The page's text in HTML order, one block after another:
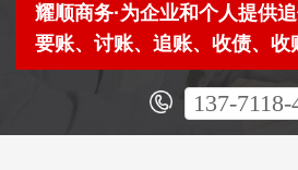
耀顺商务·为企业和个人提供
要账、讨账、追账、收债、收
137-7118-